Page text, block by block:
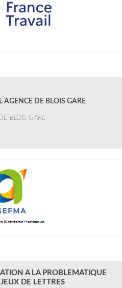
AGENCE DE BLOIS GARE
BLOIS GARE
A LA PROBLEMATIQUE
DE LETTRES